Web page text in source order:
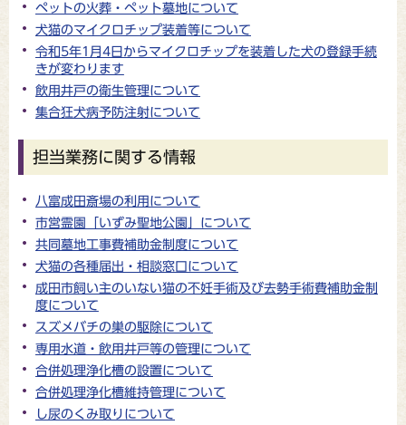
ペットの火葬・ペット墓地について
犬猫のマイクロチップ装着等について
令和5年1月4日からマイクロチップを装着した犬の登録手続
きが変わります
飲用井戸の衛生管理について
集合狂犬病予防注射について
担当業務に関する情報
八富成田斎場の利用について
市営霊園「いずみ聖地公園」について
共同墓地工事費補助金制度について
犬猫の各種届出・相談窓口について
成田市飼い主のいない猫の不妊手術及び去勢手術費補助金制
度について
スズメバチの巣の駆除について
専用水道・飲用井戸等の管理について
合併処理浄化槽の設置について
合併処理浄化槽維持管理について
し尿のくみ取りについて